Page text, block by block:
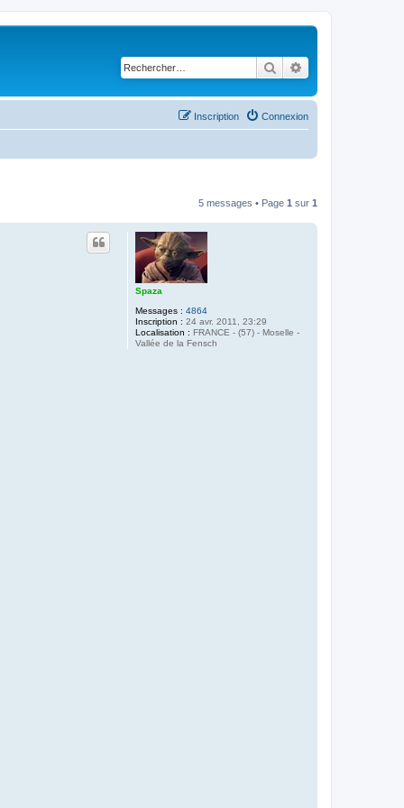
Rechercher
Connexion
Inscription
5 messages • Page 1 sur 1
Spaza
Messages : 4864
Inscription : 24 avr. 2011, 23:29
Localisation : FRANCE - (57) - Moselle -
Vallée de la Fensch